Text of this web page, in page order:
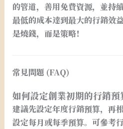
的管道，善用免費資源，並持
最低的成本達到最大的行銷效
是燒錢，而是策略！
常見問題 (FAQ)
如何設定創業初期的行銷預
建議先設定年度行銷預算，再
設定每月或每季預算。可參考